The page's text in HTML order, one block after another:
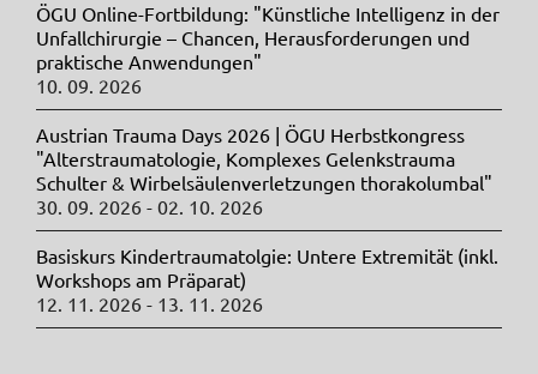
ÖGU Online-Fortbildung: "Künstliche Intelligenz in der
Unfallchirurgie – Chancen, Herausforderungen und
praktische Anwendungen"
10. 09. 2026
Austrian Trauma Days 2026 | ÖGU Herbstkongress
"Alterstraumatologie, Komplexes Gelenkstrauma
Schulter & Wirbelsäulenverletzungen thorakolumbal"
30. 09. 2026 - 02. 10. 2026
Basiskurs Kindertraumatolgie: Untere Extremität (inkl.
Workshops am Präparat)
12. 11. 2026 - 13. 11. 2026